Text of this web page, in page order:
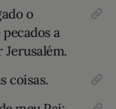
o
a
Jerusalém.
coisas.